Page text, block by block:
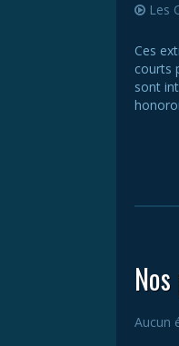
Les
Ces
courts
sont
Aucun